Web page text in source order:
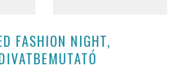
FASHION NIGHT,